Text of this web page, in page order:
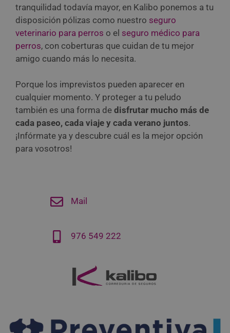
tranquilidad todavía mayor, en Kalibo ponemos a tu
disposición pólizas como nuestro seguro
veterinario para perros o el seguro médico para
perros, con coberturas que cuidan de tu mejor
amigo cuando más lo necesita.
Porque los imprevistos pueden aparecer en
cualquier momento. Y proteger a tu peludo
también es una forma de disfrutar mucho más de
cada paseo, cada viaje y cada verano juntos.
¡Infórmate ya y descubre cuál es la mejor opción
para vosotros!
Mail
976 549 222